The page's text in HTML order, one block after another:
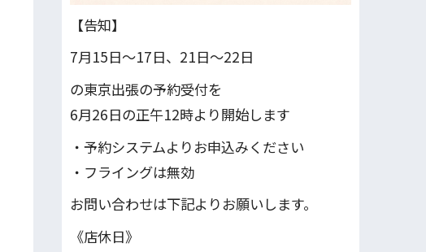
【告知】
7月15日〜17日、21日～22日
の東京出張の予約受付を
6月26日の正午12時より開始します
・予約システムよりお申込みください
・フライングは無効
お問い合わせは下記よりお願いします。
《店休日》